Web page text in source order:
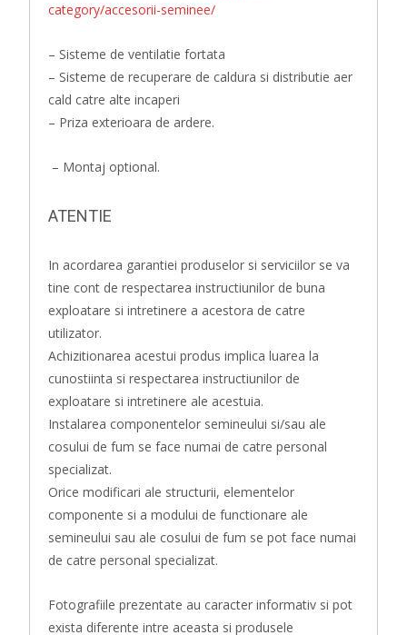
category/accesorii-seminee/
– Sisteme de ventilatie fortata
– Sisteme de recuperare de caldura si distributie aer
cald catre alte incaperi
– Priza exterioara de ardere.
– Montaj optional.
ATENTIE
In acordarea garantiei produselor si serviciilor se va
tine cont de respectarea instructiunilor de buna
exploatare si intretinere a acestora de catre
utilizator.
Achizitionarea acestui produs implica luarea la
cunostiinta si respectarea instructiunilor de
exploatare si intretinere ale acestuia.
Instalarea componentelor semineului si/sau ale
cosului de fum se face numai de catre personal
specializat.
Orice modificari ale structurii, elementelor
componente si a modului de functionare ale
semineului sau ale cosului de fum se pot face numai
de catre personal specializat.
Fotografiile prezentate au caracter informativ si pot
exista diferente intre aceasta si produsele